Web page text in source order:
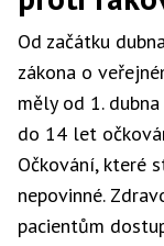
Od začátku
zákona o
měly od 1.
do 14 let
Očkování, které
nepovinné.
pacientům